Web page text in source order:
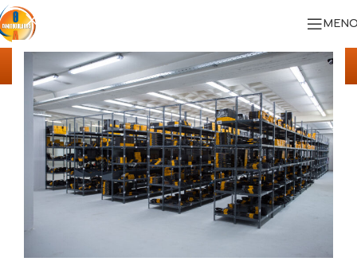
Αρχική σελίδα/ΠΡΟΪΟΝΤΑ/ΣΥΣΤΗΜΑ DEMI RACK